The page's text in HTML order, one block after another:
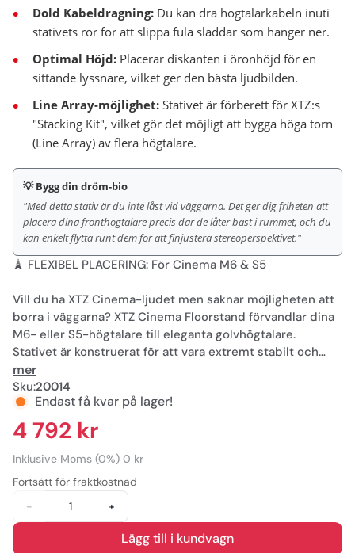
Dold Kabeldragning: Du kan dra högtalarkabeln inuti
stativets rör för att slippa fula sladdar som hänger ner.
Optimal Höjd: Placerar diskanten i öronhöjd för en
sittande lyssnare, vilket ger den bästa ljudbilden.
Line Array-möjlighet: Stativet är förberett för XTZ:s
"Stacking Kit", vilket gör det möjligt att bygga höga torn
(Line Array) av flera högtalare.
💡 Bygg din dröm-bio
"Med detta stativ är du inte låst vid väggarna. Det ger dig friheten att
placera dina fronthögtalare precis där de låter bäst i rummet, och du
kan enkelt flytta runt dem för att finjustera stereoperspektivet."
🗼 FLEXIBEL PLACERING: För Cinema M6 & S5
Vill du ha XTZ Cinema-ljudet men saknar möjligheten att
borra i väggarna? XTZ Cinema Floorstand förvandlar dina
M6- eller S5-högtalare till eleganta golvhögtalare.
Stativet är konstruerat för att vara extremt stabilt och
vibrationsfritt, samtidigt som det lyfter upp högtalarna
till perfekt lyssningshöjd.
• Slipp Borra: Perfekt för hyresrätt eller svårmöblerade
rum.
• Gjort för Cinema: Designat specifikt för passform med
M6 och S5.
• Tung Bas: Rejäl bottenplatta som står stadigt.
• Dold Kabeldragning: Dra kablarna inuti röret.
• Line Array-möjlighet: Förberett för att stacka flera
högtalare på höjden.
mer
Sku:20014
Endast få kvar på lager!
4 792 kr
Inklusive Moms (0%) 0 kr
Fortsätt för fraktkostnad
-
+
Lägg till i kundvagn